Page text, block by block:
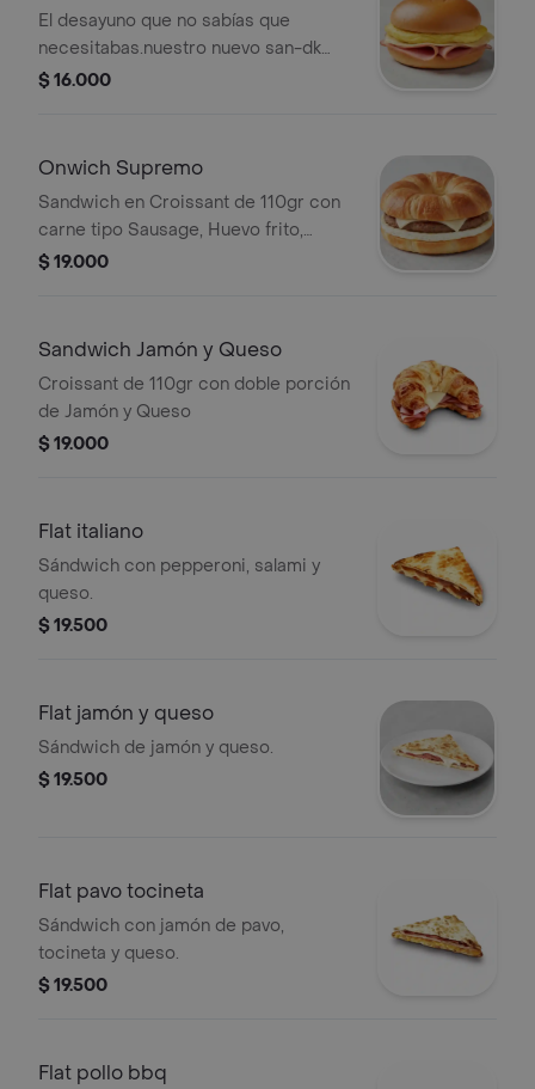
El desayuno que no sabías que
necesitabas.nuestro nuevo san-dk
combina lo mejor de todo en un solo
nuestra deliciosa salsa showy.
$ 16.000
Onwich Supremo
Sandwich en Croissant de 110gr con
carne tipo Sausage, Huevo frito,
Queso y salsa showy.
$ 19.000
Sandwich Jamón y Queso
Croissant de 110gr con doble porción
de Jamón y Queso
$ 19.000
Flat italiano
Sándwich con pepperoni, salami y
queso.
$ 19.500
Flat jamón y queso
Sándwich de jamón y queso.
$ 19.500
Flat pavo tocineta
Sándwich con jamón de pavo,
tocineta y queso.
$ 19.500
Flat pollo bbq